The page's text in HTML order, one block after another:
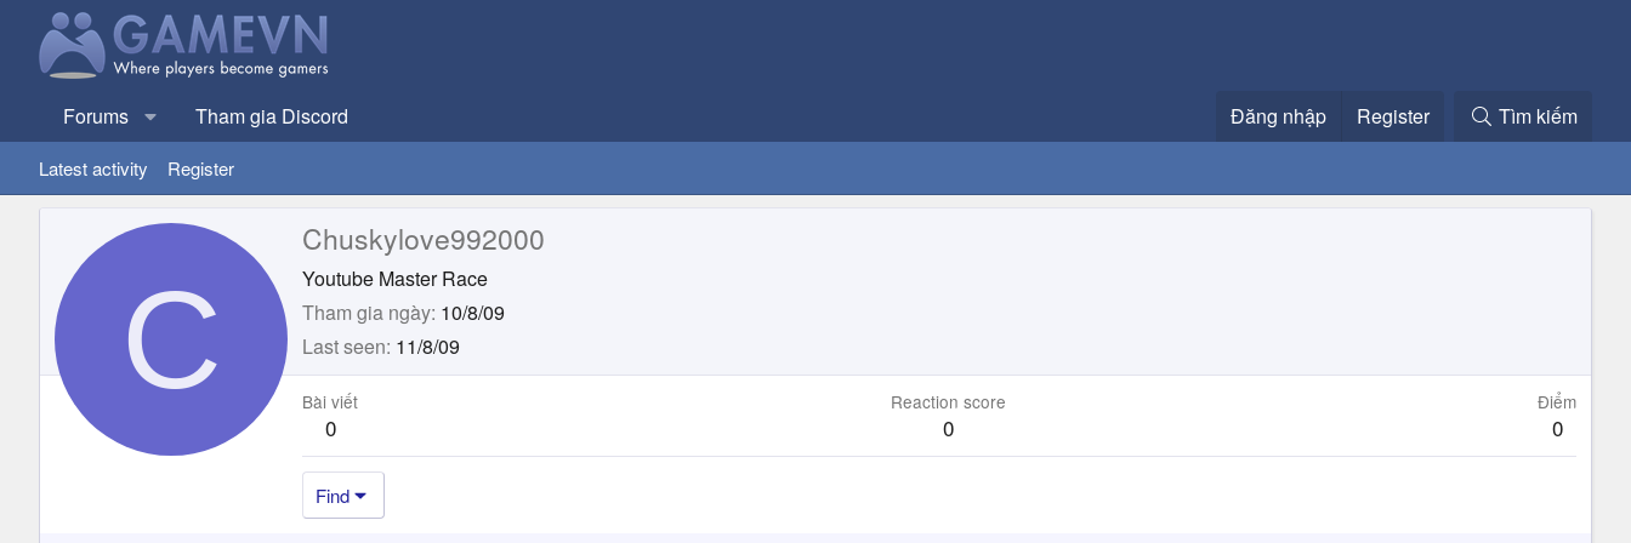
Forums Tham gia Discord Đăng nhập Register Tìm kiếm
Latest activity Register
C
Chuskylove992000
Youtube Master Race
Tham gia ngày 10/8/09
Last seen 11/8/09
Bài viết
0
Reaction score
0
Điểm
0
Find